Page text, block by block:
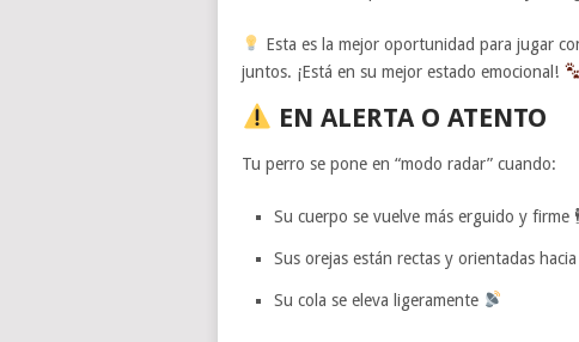
Esta es la mejor oportunidad para jugar
juntos. ¡Está en su mejor estado emocional!
EN ALERTA O ATENTO
Tu perro se pone en “modo radar” cuando:
Su cuerpo se vuelve más erguido y firme 🕴️
Sus orejas están rectas y orientadas
Su cola se eleva ligeramente